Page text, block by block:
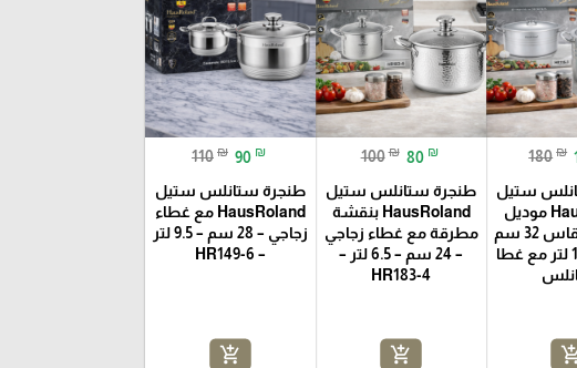
180 ₪
ستيل
HausRoland موديل
HR116-3 مقاس 32 سم
– سعة 15.7 لتر مع غطا
100 ₪ 80 ₪
طنجرة ستانلس ستيل
HausRoland بنقشة
مطرقة مع غطاء زجاجي
– 24 سم – 6.5 لتر –
HR183-4
add_shopping_cart
110 ₪ 90 ₪
طنجرة ستانلس ستيل
HausRoland مع غطاء
زجاجي – 28 سم – 9.5 لتر
– HR149-6
add_shopping_cart